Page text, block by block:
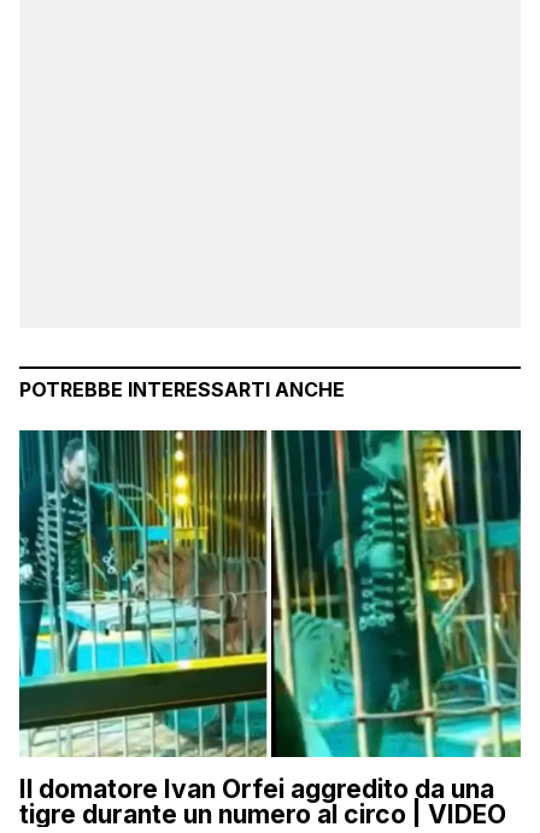
POTREBBE INTERESSARTI ANCHE
Il domatore Ivan Orfei aggredito da una
tigre durante un numero al circo | VIDEO